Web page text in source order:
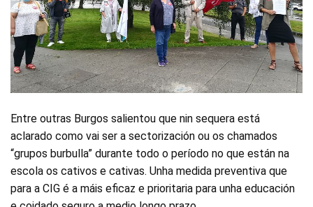
Entre outras Burgos salientou que nin sequera está
aclarado como vai ser a sectorización ou os chamados
“grupos burbulla” durante todo o período no que están na
escola os cativos e cativas. Unha medida preventiva que
para a CIG é a máis eficaz e prioritaria para unha educación